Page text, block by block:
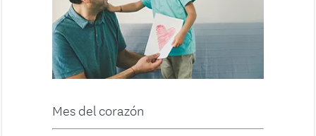
Mes del corazón